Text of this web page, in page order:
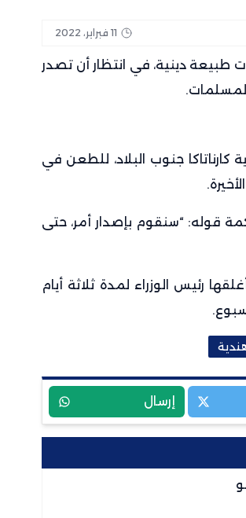
11 فبراير، 2022
طبيعة دينية، في انتظار أن تصدر
جنوب البلاد، للطعن في
قوله: “سنقوم بإصدار أمر، حتى
رئيس الوزراء لمدة ثلاثة أيام
إرسال